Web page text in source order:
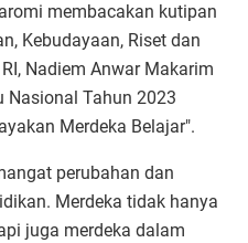
membacakan kutipan
Kebudayaan, Riset dan
Nadiem Anwar Makarim
Nasional Tahun 2023
Merdeka Belajar".
perubahan dan
Merdeka tidak hanya
juga merdeka dalam